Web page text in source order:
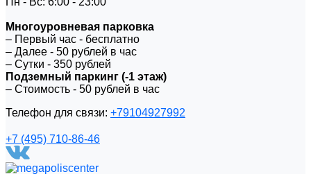
Многоуровневая парковка
– Первый час - бесплатно
– Далее - 50 рублей в час
– Сутки - 350 рублей
Подземный паркинг (-1 этаж)
– Стоимость - 50 рублей в час
Телефон для связи: +79104927992
+7 (495) 710-86-46